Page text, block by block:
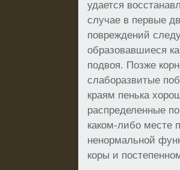
удается
случае в первые
повреждений
образовавшиеся
подвоя. Позже
слаборазвитые
краям пенька
распределенные
каком-либо месте
ненормальной
коры и